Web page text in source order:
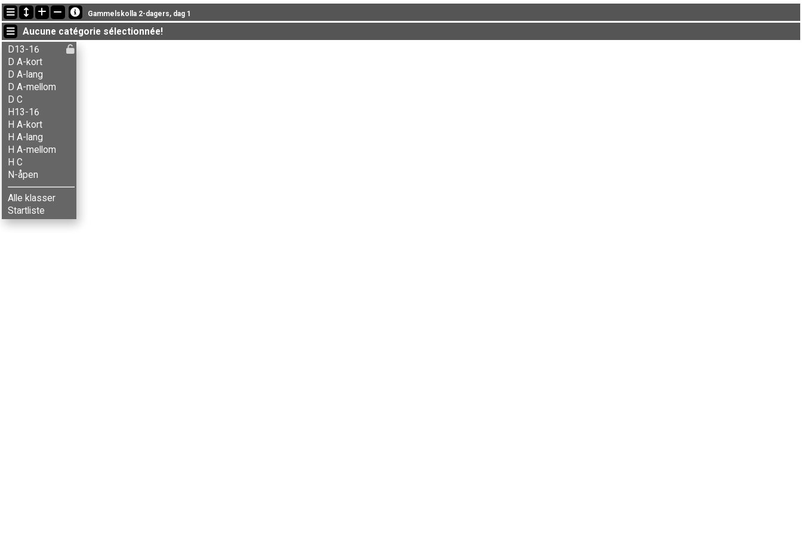
Dernières mises à jour
18:22:45: Aksel J. Sandvik (N-åpen) a terminé with status finished
18:22:45: Anders Brynildsen (Herrer A-lang
18:22:45: Anders Vister (Herrer A-lang) a terminé , chrono: 35:25 (2)
Gammelskolla 2-dagers, dag 1
Aucune catégorie sélectionnée!
D13-16
D A-kort
D A-lang
D A-mellom
D C
H13-16
H A-kort
H A-lang
H A-mellom
H C
N-åpen
Alle klasser
Startliste